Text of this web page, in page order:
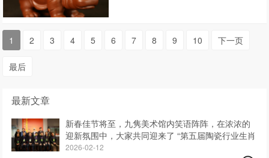
1 2 3 4 5 6 7 8 9 10 下一页
最后
最新文章
新春佳节将至，九隽美术馆内笑语阵阵，在浓浓的
迎新氛围中，大家共同迎来了 “第五届陶瓷行业生肖
作品展”
2026-02-12